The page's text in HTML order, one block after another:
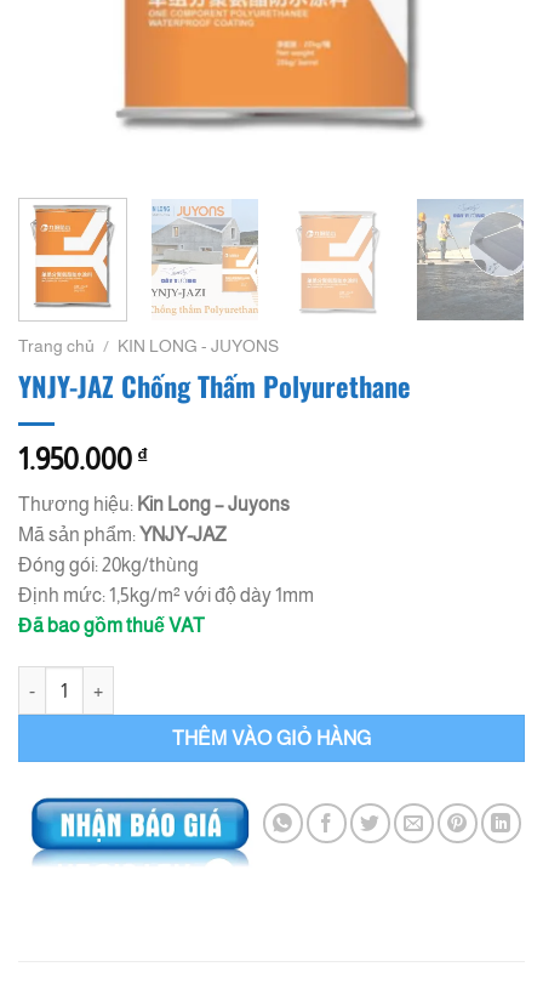
Trang chủ / KIN LONG - JUYONS
YNJY-JAZ Chống Thấm Polyurethane
1.950.000 ₫
Thương hiệu: Kin Long – Juyons
Mã sản phẩm:YNJY-JAZ
Đóng gói: 20kg/thùng
Định mức: 1,5kg/m² với độ dày 1mm
Đã bao gồm thuế VAT
THÊM VÀO GIỎ HÀNG